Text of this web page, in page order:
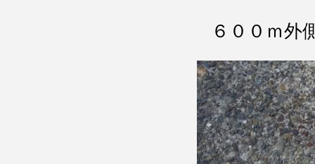
６００ｍ